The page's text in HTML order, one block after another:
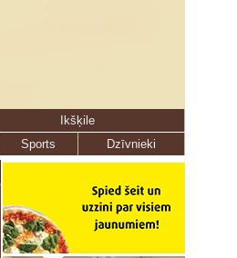
Ikšķile
Sports
Dzīvnieki